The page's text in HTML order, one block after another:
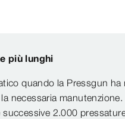
più lunghi
quando la Pressgun
necessaria manutenzione.
2.000